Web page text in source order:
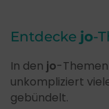
Entdecke jo-
In den jo-
unkompliziert
gebündelt.